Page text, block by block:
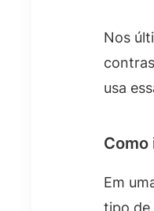
Nos
usa
Como
Em
tipo de